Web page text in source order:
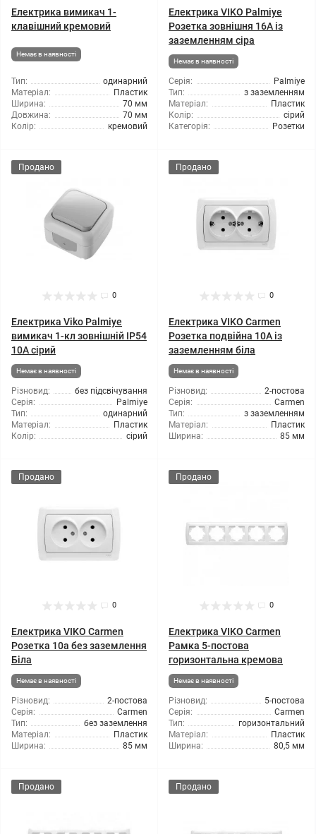
Електрика вимикач 1-
клавішний кремовий
Немає в наявності
Тип:
одинарний
Матеріал:
Пластик
Ширина:
70 мм
Довжина:
70 мм
Колір:
кремовий
Електрика VIKO Palmiye
Розетка зовнішня 16А із
заземленням сіра
Немає в наявності
Серія:
Palmiye
Тип:
з заземленням
Матеріал:
Пластик
Колір:
сірий
Категорія:
Розетки
Продано
0
Електрика Viko Palmiye
вимикач 1-кл зовнішній IP54
10А сірий
Немає в наявності
Різновид:
без підсвічування
Серія:
Palmiye
Тип:
одинарний
Матеріал:
Пластик
Колір:
сірий
Продано
0
Електрика VIKO Carmen
Розетка подвійна 10А із
заземленням біла
Немає в наявності
Різновид:
2-постова
Серія:
Carmen
Тип:
з заземленням
Матеріал:
Пластик
Ширина:
85 мм
Продано
0
Електрика VIKO Carmen
Розетка 10а без заземлення
Біла
Немає в наявності
Різновид:
2-постова
Серія:
Carmen
Тип:
без заземлення
Матеріал:
Пластик
Ширина:
85 мм
Продано
0
Електрика VIKO Carmen
Рамка 5-постова
горизонтальна кремова
Немає в наявності
Різновид:
5-постова
Серія:
Carmen
Тип:
горизонтальний
Матеріал:
Пластик
Ширина:
80,5 мм
Продано Продано